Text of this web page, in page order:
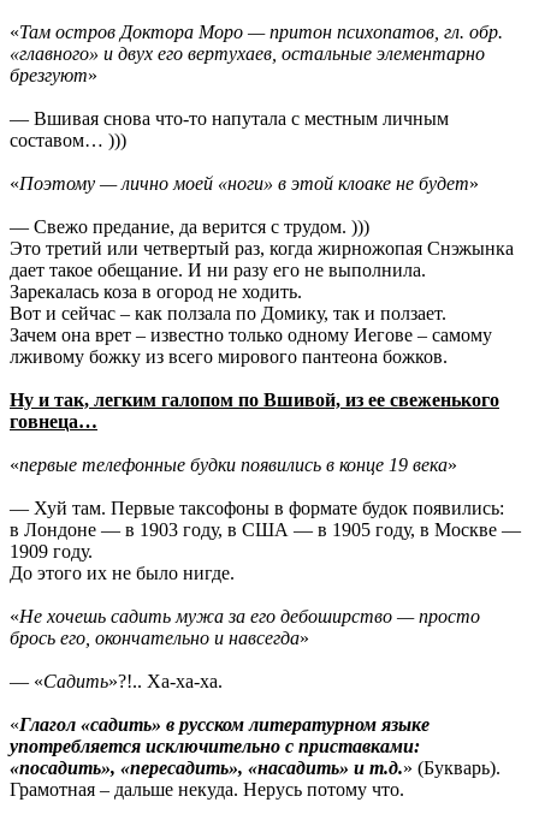
«Там остров Доктора Моро — притон психопатов, гл. обр.
«главного» и двух его вертухаев, остальные элементарно
брезгуют»
— Вшивая снова что-то напутала с местным личным
составом… )))
«Поэтому — лично моей «ноги» в этой клоаке не будет»
— Свежо предание, да верится с трудом. )))
Это третий или четвертый раз, когда жирножопая Снэжынка
дает такое обещание. И ни разу его не выполнила.
Зарекалась коза в огород не ходить.
Вот и сейчас – как ползала по Домику, так и ползает.
Зачем она врет – известно только одному Иегове – самому
лживому божку из всего мирового пантеона божков.
Ну и так, легким галопом по Вшивой, из ее свеженького
говнеца…
«первые телефонные будки появились в конце 19 века»
— Хуй там. Первые таксофоны в формате будок появились:
в Лондоне — в 1903 году, в США — в 1905 году, в Москве —
1909 году.
До этого их не было нигде.
«Не хочешь садить мужа за его дебоширство — просто
брось его, окончательно и навсегда»
— «Садить»?!.. Ха-ха-ха.
«Глагол «садить» в русском литературном языке
употребляется исключительно с приставками:
«посадить», «пересадить», «насадить» и т.д.» (Букварь).
Грамотная – дальше некуда. Нерусь потому что.